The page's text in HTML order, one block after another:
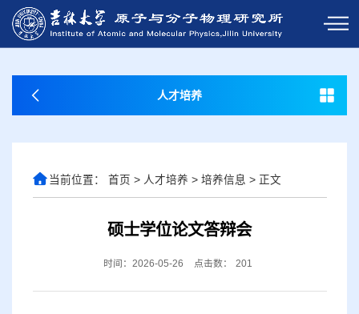
人才培养
当前位置： 首页 > 人才培养 > 培养信息 > 正文
硕士学位论文答辩会
时间：2026-05-26 点击数： 201